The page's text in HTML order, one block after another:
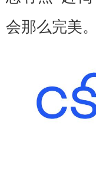
会那么完美。